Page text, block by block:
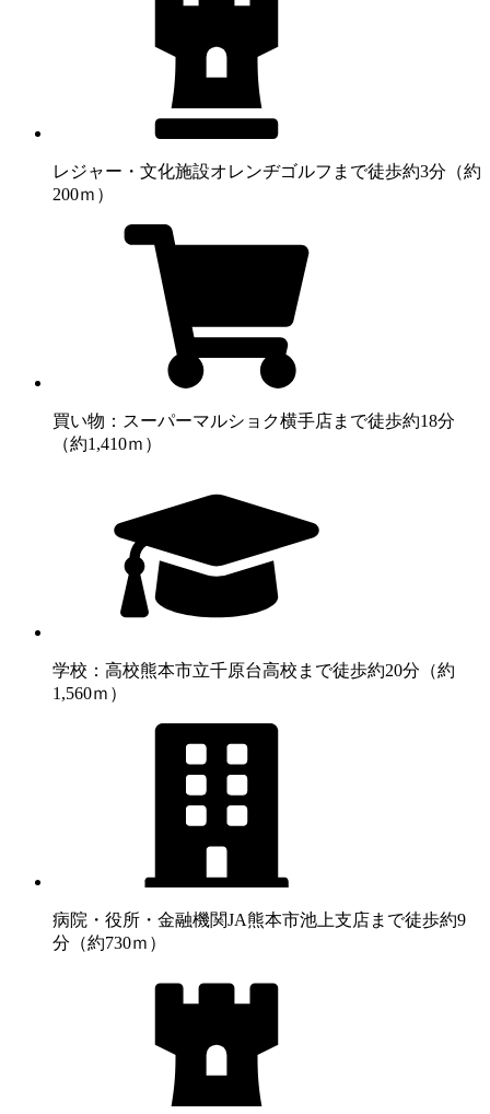
レジャー・文化施設オレンヂゴルフまで徒歩約3分（約
200ｍ）
買い物：スーパーマルショク横手店まで徒歩約18分
（約1,410ｍ）
学校：高校熊本市立千原台高校まで徒歩約20分（約
1,560ｍ）
病院・役所・金融機関JA熊本市池上支店まで徒歩約9
分（約730ｍ）